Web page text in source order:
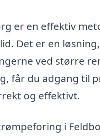
er en effektiv
Det er en
ved større
får du adgang til
og effektivt.
i